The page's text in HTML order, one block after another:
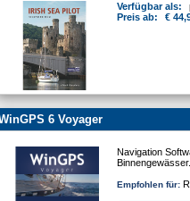
Verfügbar als:
Preis ab:
€
6 Voyager
Navigation
Binnengewässer.
Empfohlen für: